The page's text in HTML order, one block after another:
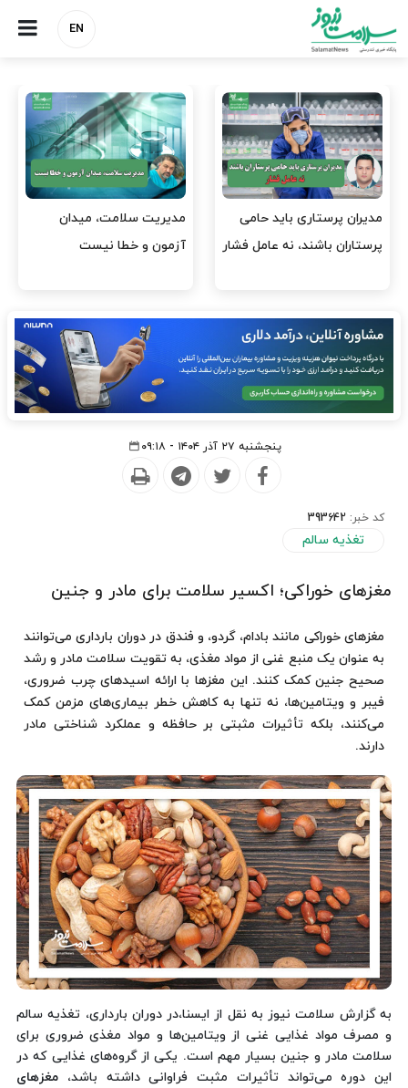
EN
وقت وزیر بهداشت باید صرف
افتتاح پروژه‌ها شود؟
واردات دارو و کالاهای اساسی
باید در اولویت تخصیص ارز
پنجشنبه ۲۷ آذر ۱۴۰۴ - ۰۹:۱۸
کد خبر: 393642
تغذیه سالم
مغزهای خوراکی؛ اکسیر سلامت برای مادر و جنین
مغزهای خوراکی مانند بادام، گردو، و فندق در دوران بارداری می‌توانند
به عنوان یک منبع غنی از مواد مغذی، به تقویت سلامت مادر و رشد
صحیح جنین کمک کنند. این مغزها با ارائه اسیدهای چرب ضروری،
فیبر و ویتامین‌ها، نه تنها به کاهش خطر بیماری‌های مزمن کمک
می‌کنند، بلکه تأثیرات مثبتی بر حافظه و عملکرد شناختی مادر
دارند.
به گزارش سلامت نیوز به نقل از ایسنا،در دوران بارداری، تغذیه سالم
و مصرف مواد غذایی غنی از ویتامین‌ها و مواد مغذی ضروری برای
سلامت مادر و جنین بسیار مهم است. یکی از گروه‌های غذایی که در
این دوره می‌تواند تأثیرات مثبت فراوانی داشته باشد، مغزهای